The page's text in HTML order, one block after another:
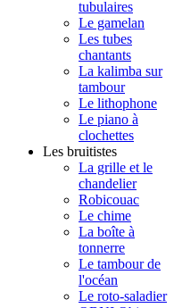
tubulaires
Le gamelan
Les tubes
chantants
La kalimba sur
tambour
Le lithophone
Le piano à
clochettes
Les bruitistes
La grille et le
chandelier
Robicouac
Le chime
La boîte à
tonnerre
Le tambour de
l'océan
Le roto-saladier